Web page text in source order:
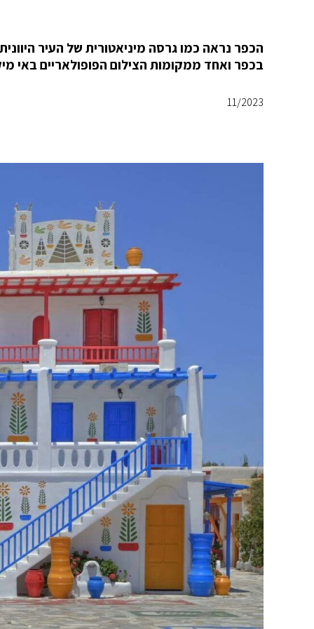
הכפר נראה כמו גרסה מיניאטורית של העיר
בכפר ואחד ממקומות הצילום הפופולאריים באי
11/2023